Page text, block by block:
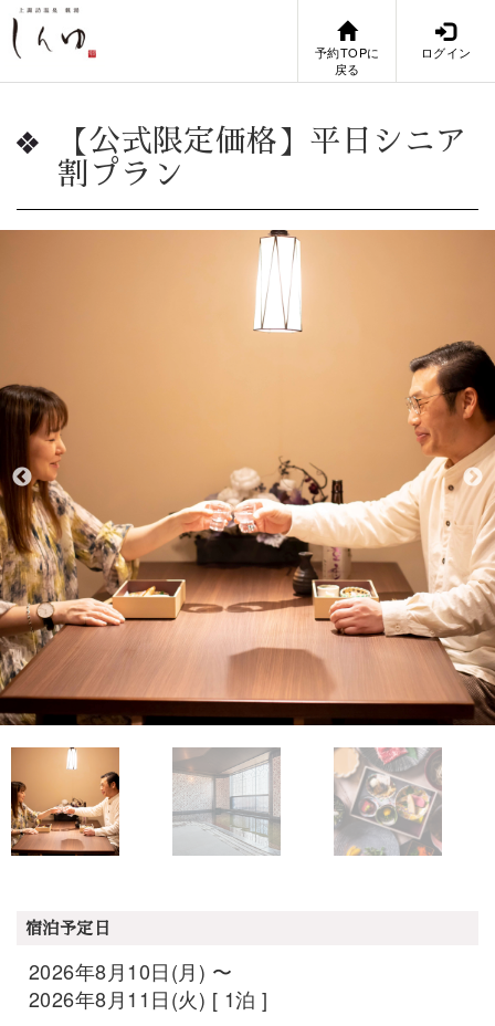
予約TOPに
戻る
ログイン
【公式限定価格】平日シニア
割プラン
宿泊予定日
2026年8月10日(月) 〜
2026年8月11日(火) [ 1泊 ]